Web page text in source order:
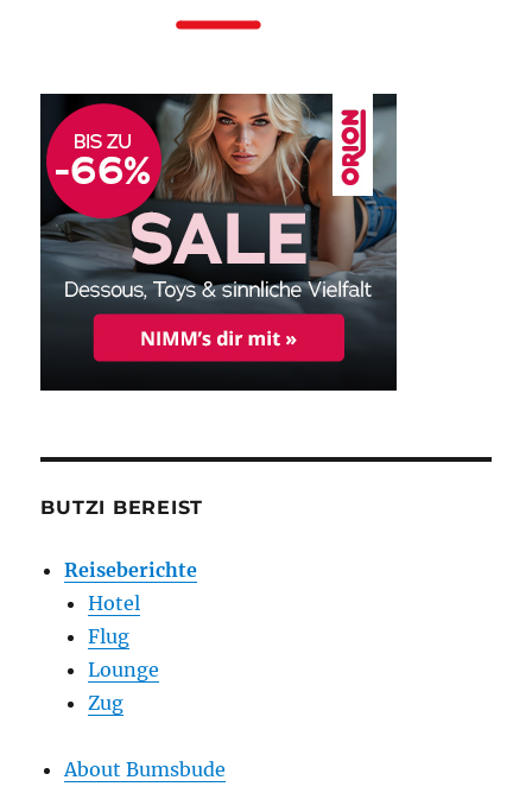
BUTZI BEREIST
Reiseberichte
Hotel
Flug
Lounge
Zug
About Bumsbude